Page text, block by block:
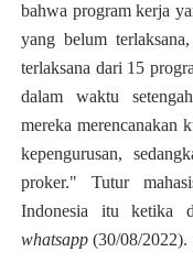
bahwa program kerja
yang belum
terlaksana dari 15
dalam waktu
mereka merencanakan
kepengurusan,
proker." Tutur
Indonesia itu ketika
whatsapp(30/08/2022).